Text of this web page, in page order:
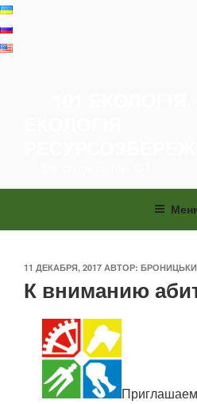
Перейти
к
содержимому
ОПУБЛИКОВАНО
11 ДЕКАБРЯ, 2017 АВТОР:
К вниманию